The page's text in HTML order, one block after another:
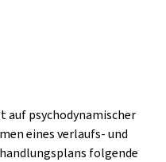
auf psychodynamischer
eines verlaufs- und
folgende